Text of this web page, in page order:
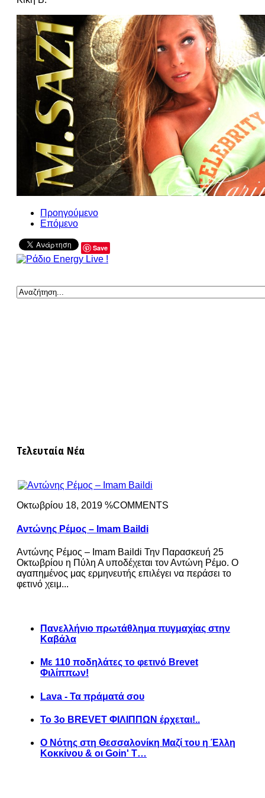
Προηγούμενο
Επόμενο
Save
Τελευταία Νέα
Οκτωβρίου 18, 2019 %COMMENTS
Αντώνης Ρέμος – Imam Baildi
Αντώνης Ρέμος – Imam Baildi Την Παρασκευή 25
Οκτωβρίου η Πύλη Α υποδέχεται τον Αντώνη Ρέμο. Ο
αγαπημένος μας ερμηνευτής επιλέγει να περάσει το
φετινό χειμ...
Πανελλήνιο πρωτάθλημα πυγμαχίας στην
Καβάλα
Με 110 ποδηλάτες το φετινό Brevet
Φιλίππων!
Lava - Τα πράματά σου
Το 3ο BREVET ΦΙΛΙΠΠΩΝ έρχεται!..
Ο Νότης στη Θεσσαλονίκη Μαζί του η Έλλη
Κοκκίνου & οι Goin' T…